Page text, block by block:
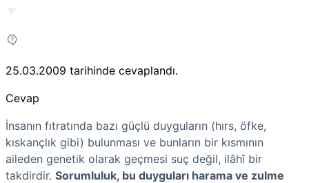
25.03.2009 tarihinde cevaplandı.
Cevap
İnsanın fıtratında bazı güçlü duyguların (hırs, öfke,
kıskançlık gibi) bulunması ve bunların bir kısmının
aileden genetik olarak geçmesi suç değil, ilâhî bir
takdirdir. Sorumluluk, bu duyguları harama ve zulme